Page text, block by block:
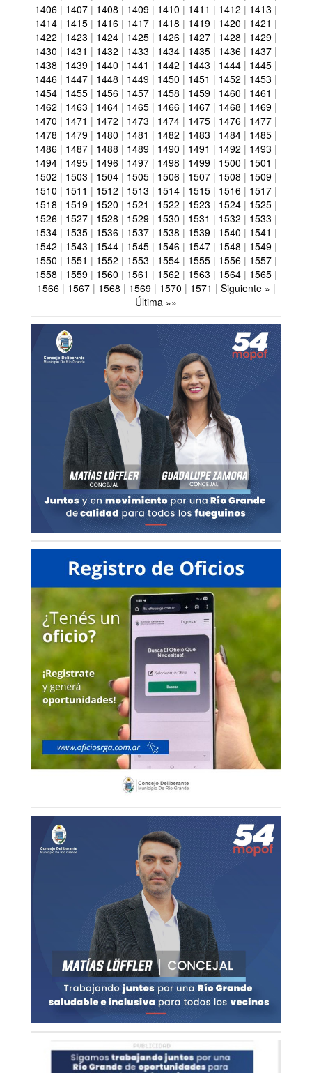
1406 | 1407 | 1408 | 1409 | 1410 | 1411 | 1412 | 1413 |
1414 | 1415 | 1416 | 1417 | 1418 | 1419 | 1420 | 1421 |
1422 | 1423 | 1424 | 1425 | 1426 | 1427 | 1428 | 1429 |
1430 | 1431 | 1432 | 1433 | 1434 | 1435 | 1436 | 1437 |
1438 | 1439 | 1440 | 1441 | 1442 | 1443 | 1444 | 1445 |
1446 | 1447 | 1448 | 1449 | 1450 | 1451 | 1452 | 1453 |
1454 | 1455 | 1456 | 1457 | 1458 | 1459 | 1460 | 1461 |
1462 | 1463 | 1464 | 1465 | 1466 | 1467 | 1468 | 1469 |
1470 | 1471 | 1472 | 1473 | 1474 | 1475 | 1476 | 1477 |
1478 | 1479 | 1480 | 1481 | 1482 | 1483 | 1484 | 1485 |
1486 | 1487 | 1488 | 1489 | 1490 | 1491 | 1492 | 1493 |
1494 | 1495 | 1496 | 1497 | 1498 | 1499 | 1500 | 1501 |
1502 | 1503 | 1504 | 1505 | 1506 | 1507 | 1508 | 1509 |
1510 | 1511 | 1512 | 1513 | 1514 | 1515 | 1516 | 1517 |
1518 | 1519 | 1520 | 1521 | 1522 | 1523 | 1524 | 1525 |
1526 | 1527 | 1528 | 1529 | 1530 | 1531 | 1532 | 1533 |
1534 | 1535 | 1536 | 1537 | 1538 | 1539 | 1540 | 1541 |
1542 | 1543 | 1544 | 1545 | 1546 | 1547 | 1548 | 1549 |
1550 | 1551 | 1552 | 1553 | 1554 | 1555 | 1556 | 1557 |
1558 | 1559 | 1560 | 1561 | 1562 | 1563 | 1564 | 1565 |
1566| 1567| 1568 | 1569| 1570 | 1571 | Siguiente » |
Última »»